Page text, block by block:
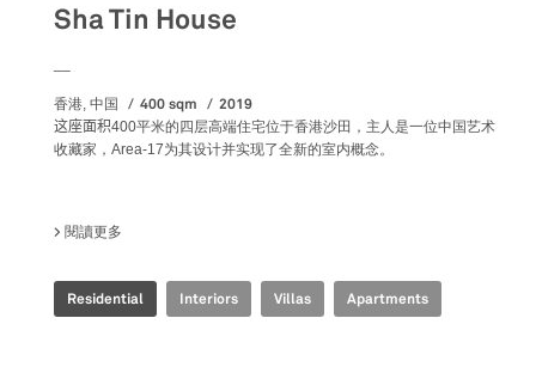
Sha Tin House
香港, 中国 400 sqm 2019
这座面积400平米的四层高端住宅位于香港沙田，主人是一位中国艺术
收藏家，Area-17为其设计并实现了全新的室内概念。
閱讀更多
Residential Interiors Villas Apartments